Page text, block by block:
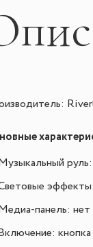
Музыкальный
Медиа-панель: нет
Включение: кнопка